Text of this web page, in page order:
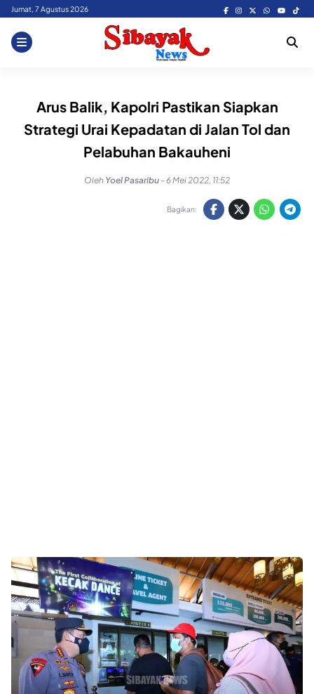
Skip
content
Jumat, 7 Agustus 2026
Arus Balik, Kapolri Pastikan Siapkan
Strategi Urai Kepadatan di Jalan Tol dan
Pelabuhan Bakauheni
Oleh Yoel Pasaribu - 6 Mei 2022, 11:52
Bagikan: